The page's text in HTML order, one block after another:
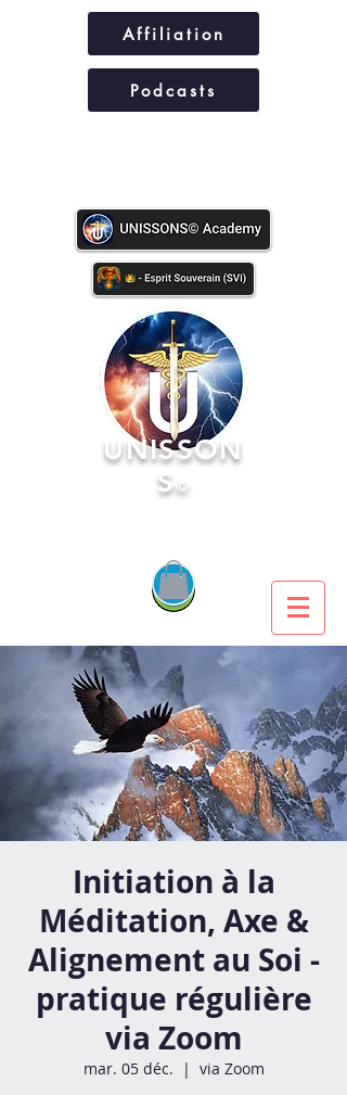
Affiliation
Podcasts
UNISSON
S©
Initiation à la
Méditation, Axe &
Alignement au Soi -
pratique régulière
via Zoom
mar. 05 déc.
  |
via Zoom